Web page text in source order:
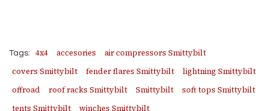
Tags: 4x4 accesories
air compressors Smittybilt
covers Smittybilt
fender flares Smittybilt
lightning Smittybilt
offroad
roof racks Smittybilt Smittybilt
soft tops Smittybilt
tents Smittybilt
winches Smittybilt